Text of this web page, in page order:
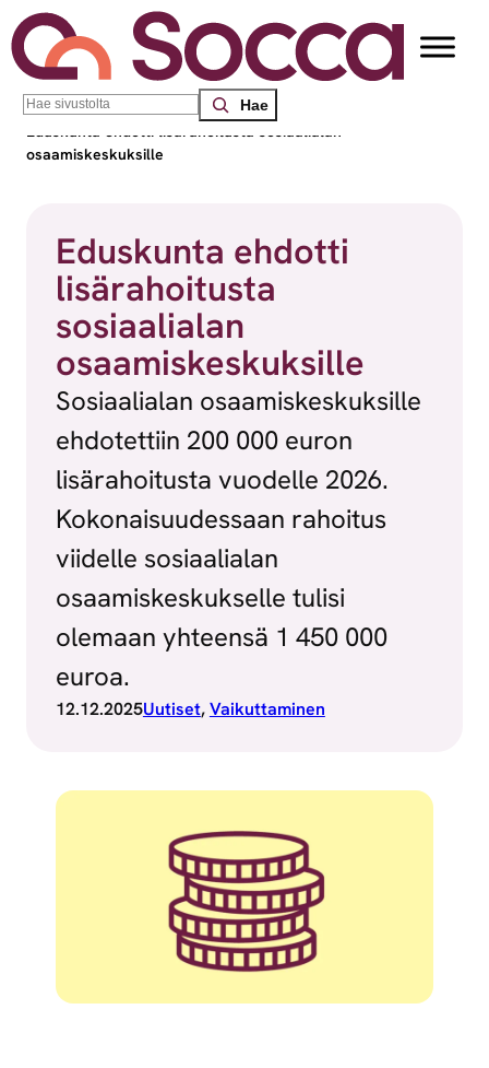
Siirry sisältöön
Search
Socca – Etelä-Suomen sosiaalialan osaamiskeskus
Eduskunta ehdotti lisärahoitusta sosiaalialan
osaamiskeskuksille
Eduskunta ehdotti
lisärahoitusta
sosiaalialan
osaamiskeskuksille
Sosiaalialan osaamiskeskuksille
ehdotettiin 200 000 euron
lisärahoitusta vuodelle 2026.
Kokonaisuudessaan rahoitus
viidelle sosiaalialan
osaamiskeskukselle tulisi
olemaan yhteensä 1 450 000
euroa.
12.12.2025Uutiset, Vaikuttaminen